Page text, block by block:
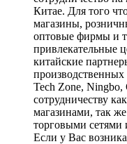
Китае. Для того
магазины,
оптовые фирмы и
привлекательные
китайские
Tech Zone,
сотрудничеству
магазинами, так
торговыми
Если у Вас